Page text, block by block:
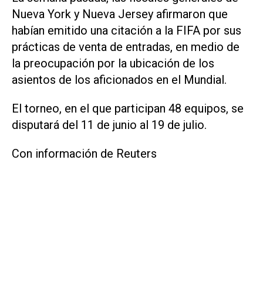
Nueva York y Nueva ‌Jersey afirmaron que
habían emitido una citación a la FIFA por sus
prácticas de venta de entradas, en medio de
la preocupación por ‌la ubicación de los
asientos de los aficionados en el Mundial.
El torneo, ‌en ⁠el que participan 48 equipos, se
disputará del 11 de ​junio al 19 de julio.
Con información de Reuters